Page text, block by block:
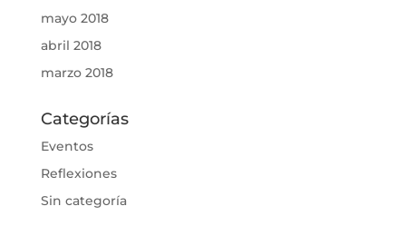
mayo 2018
abril 2018
marzo 2018
Categorías
Eventos
Reflexiones
Sin categoría